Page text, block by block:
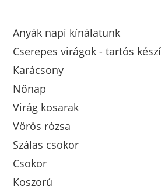
Anyák napi kínálatunk
Cserepes virágok - tartós
Karácsony
Nőnap
Virág kosarak
Vörös rózsa
Szálas csokor
Csokor
Koszorú